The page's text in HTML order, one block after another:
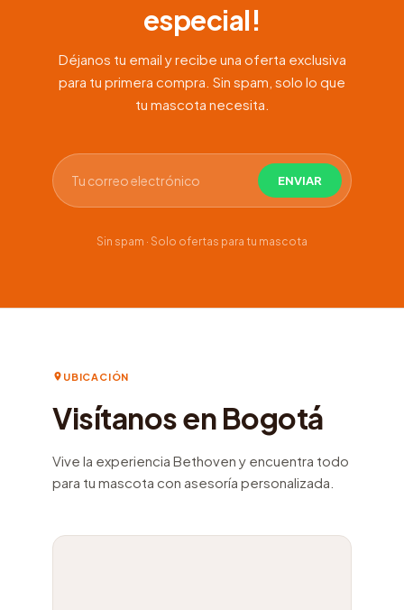
especial!
Déjanos tu email y recibe una oferta exclusiva
para tu primera compra. Sin spam, solo lo que
tu mascota necesita.
Sin spam · Solo ofertas para tu mascota
UBICACIÓN
Visítanos en Bogotá
Vive la experiencia Bethoven y encuentra todo
para tu mascota con asesoría personalizada.